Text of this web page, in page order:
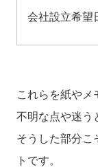
会社設立希望
これらを紙やメ
不明な点や迷う
そうした部分こ
トです。